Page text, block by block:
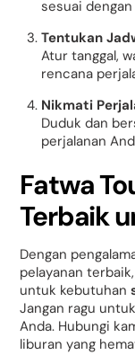
sesuai
Tentukan
Atur tanggal,
rencana
Nikmati
Duduk dan
perjalanan
Fatwa
Terbaik
Dengan
pelayanan
untuk kebutuhan
Jangan ragu
Anda. Hubungi
liburan yang